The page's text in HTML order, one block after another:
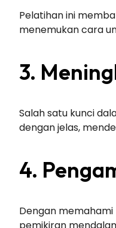
Pelatihan ini
menemukan cara
3.
Salah satu kunci
dengan jelas,
4.
Dengan
pemikiran